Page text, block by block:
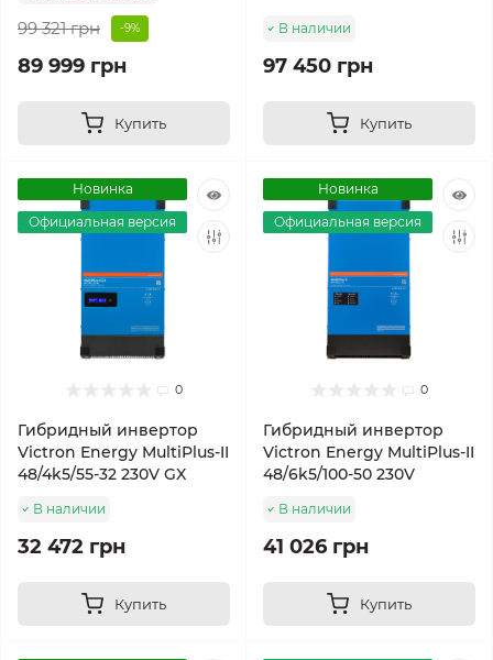
99 321 грн -9%
89 999 грн
Купить
В наличии
97 450 грн
Купить
Новинка
Официальная версия
0
Гибридный инвертор
Victron Energy MultiPlus-II
48/4k5/55-32 230V GX
В наличии
32 472 грн
Купить
Новинка
Официальная версия
0
Гибридный инвертор
Victron Energy MultiPlus-II
48/6k5/100-50 230V
В наличии
41 026 грн
Купить